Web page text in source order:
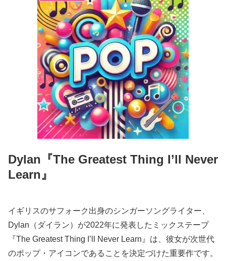
Dylan『The Greatest Thing I’ll Never
Learn』
イギリスのサフォーク出身のシンガーソングライター、
Dylan（ダイラン）が2022年に発表したミックステープ
『The Greatest Thing I’ll Never Learn』は、彼女が次世代
のポップ・アイコンであることを決定づけた重要作です。